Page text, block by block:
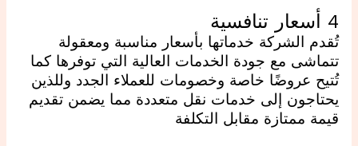
4 أسعار تنافسية
تُقدم الشركة خدماتها بأسعار مناسبة ومعقولة
تتماشى مع جودة الخدمات العالية التي توفرها كما
تُتيح عروضًا خاصة وخصومات للعملاء الجدد وللذين
يحتاجون إلى خدمات نقل متعددة مما يضمن تقديم
قيمة ممتازة مقابل التكلفة